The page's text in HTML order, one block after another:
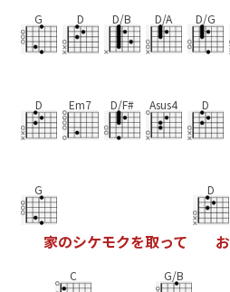
G D D/B D/A D/G
D Em7 D/F# Asus4 D
G
家のシケモクを取って
D
お
C G/B